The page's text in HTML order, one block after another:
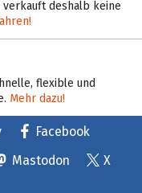
deshalb keine
flexible und
Mehr dazu!
Facebook
Mastodon
X